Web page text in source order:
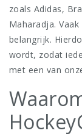
zoals Adidas,
Maharadja.
belangrijk.
wordt, zodat
met een van